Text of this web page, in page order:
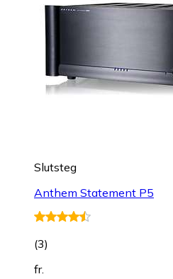
Slutsteg
Anthem Statement P5
(3)
fr.